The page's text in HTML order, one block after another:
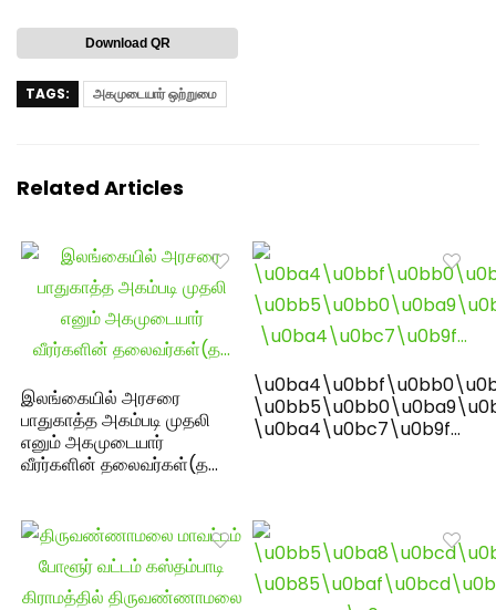
Download QR
TAGS: அகமுடையார் ஒற்றுமை
Related Articles
இலங்கையில் அரசரை
பாதுகாத்த அகம்படி முதலி
எனும் அகமுடையார்
வீரர்களின் தலைவர்கள்(த…
\u0ba4\u0bc7\u0b9f…